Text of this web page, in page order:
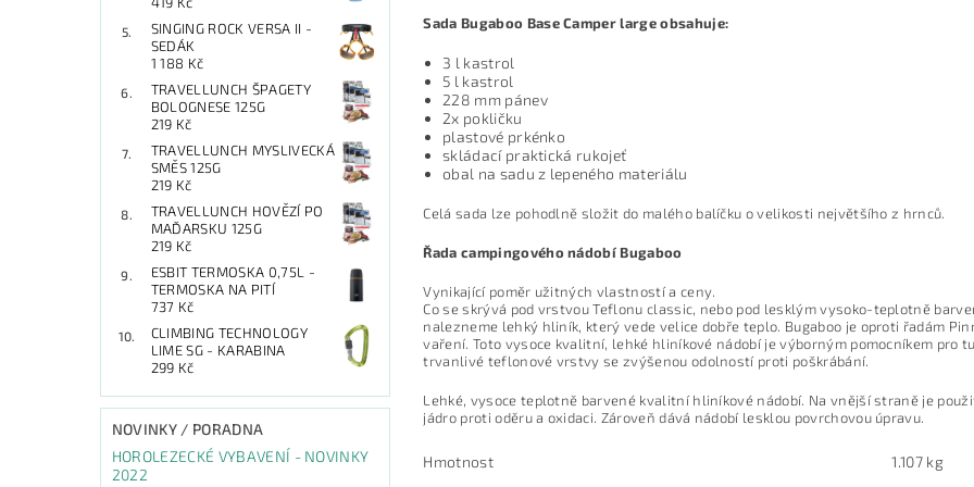
SINGING ROCK VERSA II -
SEDÁK
1 188 Kč
TRAVELLUNCH ŠPAGETY
BOLOGNESE 125G
219 Kč
TRAVELLUNCH MYSLIVECKÁ
SMĚS 125G
219 Kč
TRAVELLUNCH HOVĚZÍ PO
MAĎARSKU 125G
219 Kč
ESBIT TERMOSKA 0,75L -
TERMOSKA NA PITÍ
737 Kč
CLIMBING TECHNOLOGY
LIME SG - KARABINA
299 Kč
NOVINKY / PORADNA
HOROLEZECKÉ VYBAVENÍ - NOVINKY
2022
Sada Bugaboo Base Camper large obsahuje:
3 l kastrol
5 l kastrol
228 mm pánev
2x pokličku
plastové prkénko
skládací praktická rukojeť
obal na sadu z lepeného materiálu
Celá sada lze pohodlně složit do malého balíčku o velikosti největšího z hrnců.
Řada campingového nádobí Bugaboo
Vynikající poměr užitných vlastností a ceny.
Co se skrývá pod vrstvou Teflonu classic, nebo pod lesklým vysoko-teplotně
nalezneme lehký hliník, který vede velice dobře teplo. Bugaboo je oproti řadám
vaření. Toto vysoce kvalitní, lehké hliníkové nádobí je výborným pomocníkem pro
trvanlivé teflonové vrstvy se zvýšenou odolností proti poškrábání.
Lehké, vysoce teplotně barvené kvalitní hliníkové nádobí. Na vnější straně je
jádro proti oděru a oxidaci. Zároveň dává nádobí lesklou povrchovou úpravu.
Hmotnost 1.107 kg